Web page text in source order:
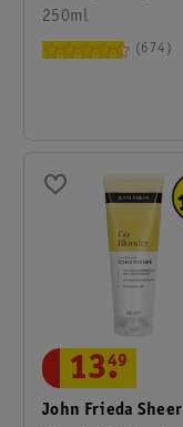
Shampoo
250ml
674
John Frieda Sheer
13.
49